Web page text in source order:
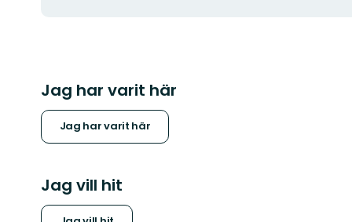
Jag har varit här
Jag har varit här
Jag vill hit